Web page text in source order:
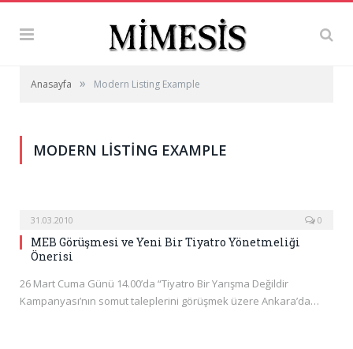
Anasayfa » Modern Listing Example
MODERN LISTING EXAMPLE
31.03.2010 0
MEB Görüşmesi ve Yeni Bir Tiyatro Yönetmeliği
Önerisi
26 Mart Cuma Günü 14.00’da “Tiyatro Bir Yarışma Değildir
Kampanyası’nın somut taleplerini görüşmek üzere Ankara’da…